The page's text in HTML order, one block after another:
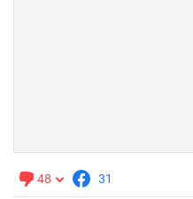
48 31